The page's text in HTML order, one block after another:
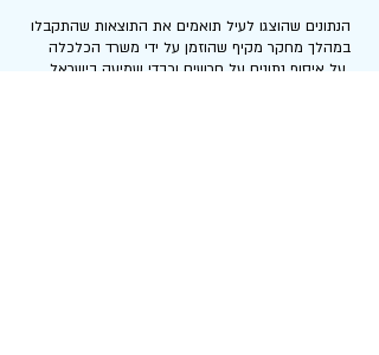
הנתונים שהוצגו לעיל תואמים את התוצאות שהתקבלו
במהלך מחקר מקיף שהוזמן על ידי משרד הכלכלה
על איסוף נתונים על חרשים וכבדי שמיעה בישראל